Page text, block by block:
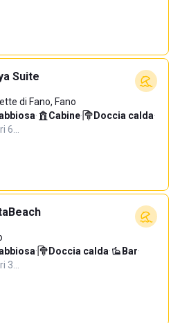
Suite
di Fano, Fano
· Cabine· Doccia calda·
6…
· Doccia calda· Bar·
3…